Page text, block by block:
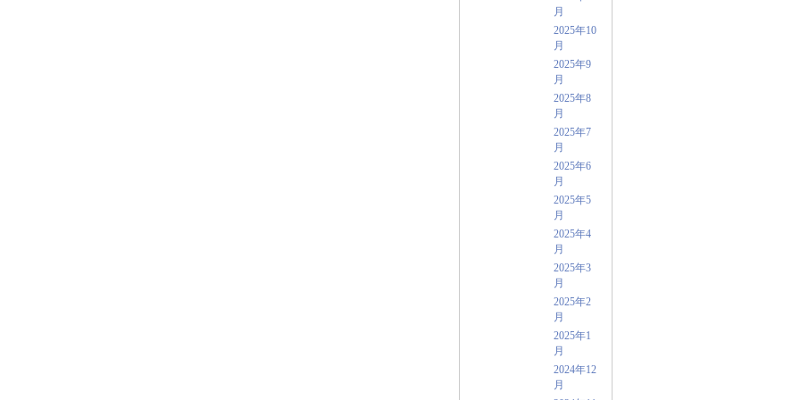
月
2025年10
月
2025年9
月
2025年8
月
2025年7
月
2025年6
月
2025年5
月
2025年4
月
2025年3
月
2025年2
月
2025年1
月
2024年12
月